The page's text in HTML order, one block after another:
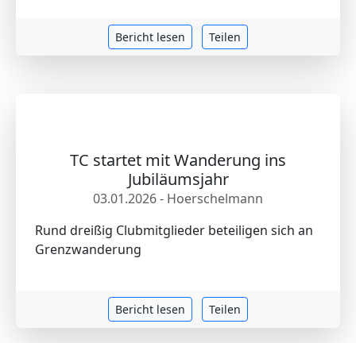
Bericht lesen Teilen
TC startet mit Wanderung ins
Jubiläumsjahr
03.01.2026 - Hoerschelmann
Rund dreißig Clubmitglieder beteiligen sich an
Grenzwanderung
Bericht lesen Teilen